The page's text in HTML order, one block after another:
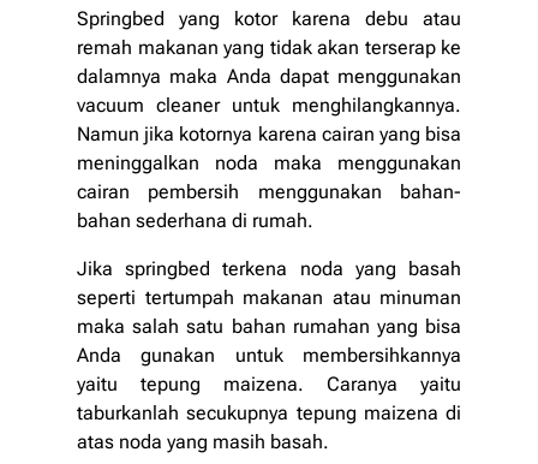
Springbed yang kotor karena debu atau
remah makanan yang tidak akan terserap ke
dalamnya maka Anda dapat menggunakan
vacuum cleaner untuk menghilangkannya.
Namun jika kotornya karena cairan yang bisa
meninggalkan noda maka menggunakan
cairan pembersih menggunakan bahan-
bahan sederhana di rumah.
Jika springbed terkena noda yang basah
seperti tertumpah makanan atau minuman
maka salah satu bahan rumahan yang bisa
Anda gunakan untuk membersihkannya
yaitu tepung maizena. Caranya yaitu
taburkanlah secukupnya tepung maizena di
atas noda yang masih basah.